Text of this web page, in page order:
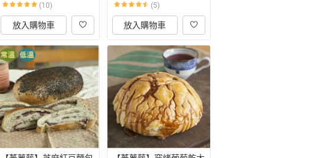
(10)
放入購物車
(5)
放入購物車